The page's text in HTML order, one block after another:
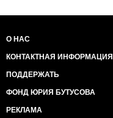
О НАС
КОНТАКТНАЯ ИНФОРМАЦИЯ
ПОДДЕРЖАТЬ
ФОНД ЮРИЯ БУТУСОВА
РЕКЛАМА